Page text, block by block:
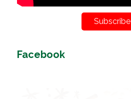
Subscribe
Facebook